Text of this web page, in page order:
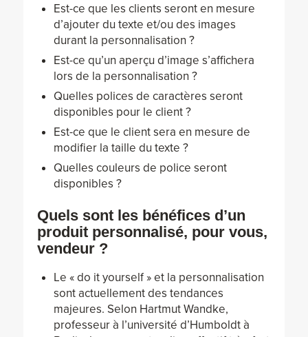
Est-ce que les clients seront en mesure
d’ajouter du texte et/ou des images
durant la personnalisation ?
Est-ce qu’un aperçu d’image s’affichera
lors de la personnalisation ?
Quelles polices de caractères seront
disponibles pour le client ?
Est-ce que le client sera en mesure de
modifier la taille du texte ?
Quelles couleurs de police seront
disponibles ?
Quels sont les bénéfices d’un
produit personnalisé, pour vous,
vendeur ?
Le « do it yourself » et la personnalisation
sont actuellement des tendances
majeures. Selon Hartmut Wandke,
professeur à l’université d’Humboldt à